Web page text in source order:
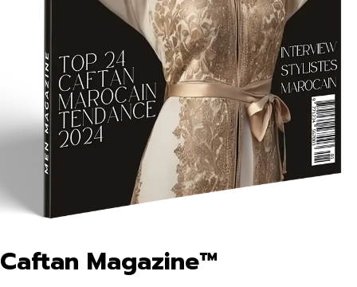
Caftan Magazine™